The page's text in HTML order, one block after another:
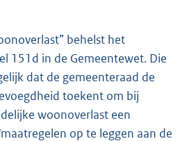
behelst het
151d in de Gemeentewet. Die
dat de gemeenteraad de
toekent om bij
woonoverlast een
op te leggen aan de